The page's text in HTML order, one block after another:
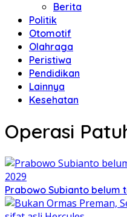
Berita
Politik
Otomotif
Olahraga
Peristiwa
Pendidikan
Lainnya
Kesehatan
Operasi
Prabowo Subianto belum